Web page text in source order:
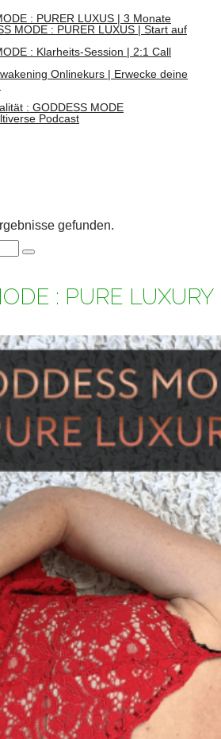
: PURER LUXUS | 3 Monate
MODE : PURER LUXUS | Start auf
: Klarheits-Session | 2:1 Call
Onlinekurs | Erwecke deine
: GODDESS MODE
Podcast
gefunden.
: PURE LUXURY